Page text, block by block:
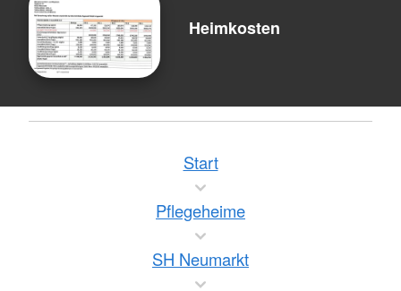
Heimkosten
Start
Pflegeheime
SH Neumarkt